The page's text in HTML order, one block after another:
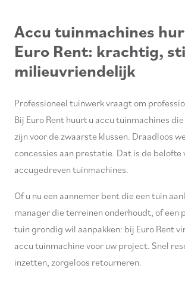
Accu tuinmachines
Euro Rent: krachtig,
milieuvriendelijk
Professioneel tuinwerk vraagt om
Bij Euro Rent huurt u accu tuinmachines
zijn voor de zwaarste klussen. Draadloos
concessies aan prestatie. Dat is de belofte
accugedreven tuinmachines.
Of u nu een aannemer bent die een tuin
manager die terreinen onderhoudt, of een
tuin grondig wil aanpakken: bij Euro Rent
accu tuinmachine voor uw project. Snel
inzetten, zorgeloos retourneren.